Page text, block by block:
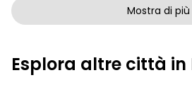
Tour a piedi senza arte a Lima
Attività sportive a Lima
Mostra di più
Esplora altre città in